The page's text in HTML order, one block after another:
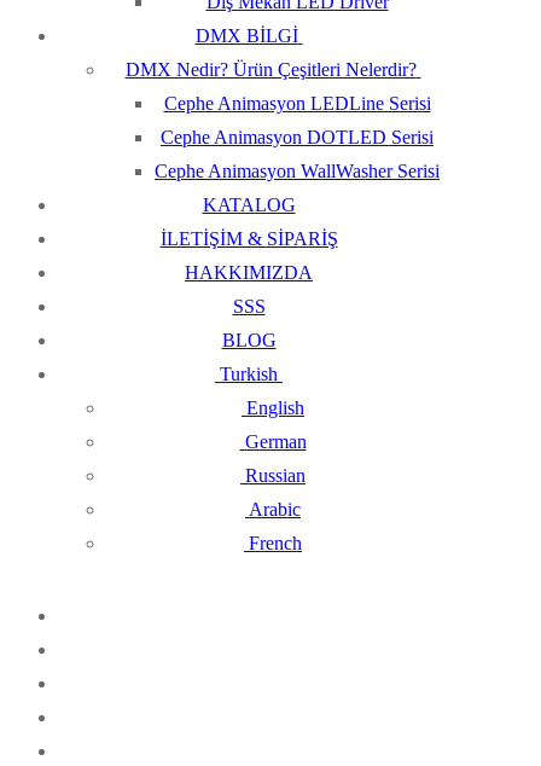
DMX BİLGİ
DMX Nedir? Ürün Çeşitleri Nelerdir?
Cephe Animasyon LEDLine Serisi
Cephe Animasyon DOTLED Serisi
Cephe Animasyon WallWasher Serisi
KATALOG
İLETİŞİM & SİPARİŞ
HAKKIMIZDA
SSS
BLOG
Turkish
English
German
Russian
Arabic
French